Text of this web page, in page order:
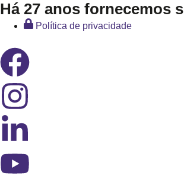
Há 27 anos fornecemos
Política de privacidade